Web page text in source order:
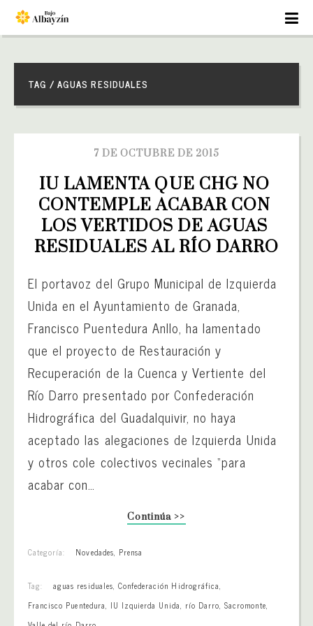
TAG / AGUAS RESIDUALES
7 DE OCTUBRE DE 2015
IU LAMENTA QUE CHG NO
CONTEMPLE ACABAR CON
LOS VERTIDOS DE AGUAS
RESIDUALES AL RÍO DARRO
El portavoz del Grupo Municipal de Izquierda
Unida en el Ayuntamiento de Granada,
Francisco Puentedura Anllo, ha lamentado
que el proyecto de Restauración y
Recuperación de la Cuenca y Vertiente del
Río Darro presentado por Confederación
Hidrográfica del Guadalquivir, no haya
aceptado las alegaciones de Izquierda Unida
y otros cole colectivos vecinales “para
acabar con…
Continúa >>
Categoría: Novedades, Prensa
Tag: aguas residuales, Confederación Hidrográfica,
Francisco Puentedura, IU Izquierda Unida, río Darro,Sacromonte,